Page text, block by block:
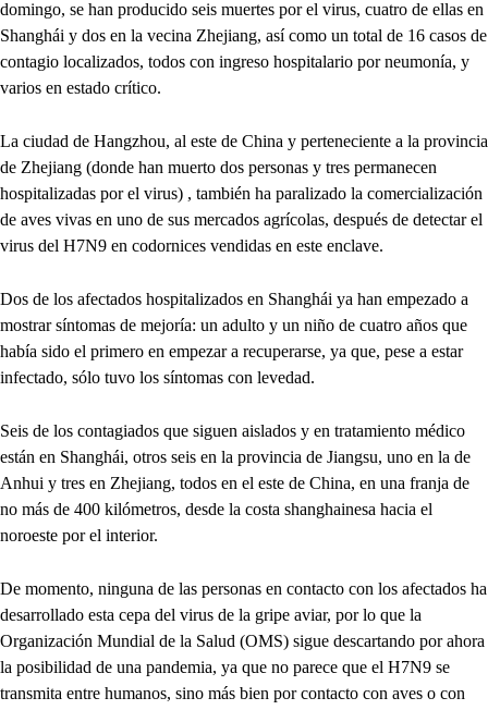
domingo, se han producido seis muertes por el virus, cuatro de ellas en
Shanghái y dos en la vecina Zhejiang, así como un total de 16 casos de
contagio localizados, todos con ingreso hospitalario por neumonía, y
varios en estado crítico.
La ciudad de Hangzhou, al este de China y perteneciente a la provincia
de Zhejiang (donde han muerto dos personas y tres permanecen
hospitalizadas por el virus) , también ha paralizado la comercialización
de aves vivas en uno de sus mercados agrícolas, después de detectar el
virus del H7N9 en codornices vendidas en este enclave.
Dos de los afectados hospitalizados en Shanghái ya han empezado a
mostrar síntomas de mejoría: un adulto y un niño de cuatro años que
había sido el primero en empezar a recuperarse, ya que, pese a estar
infectado, sólo tuvo los síntomas con levedad.
Seis de los contagiados que siguen aislados y en tratamiento médico
están en Shanghái, otros seis en la provincia de Jiangsu, uno en la de
Anhui y tres en Zhejiang, todos en el este de China, en una franja de
no más de 400 kilómetros, desde la costa shanghainesa hacia el
noroeste por el interior.
De momento, ninguna de las personas en contacto con los afectados ha
desarrollado esta cepa del virus de la gripe aviar, por lo que la
Organización Mundial de la Salud (OMS) sigue descartando por ahora
la posibilidad de una pandemia, ya que no parece que el H7N9 se
transmita entre humanos, sino más bien por contacto con aves o con